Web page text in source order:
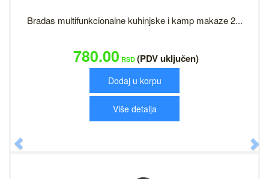
Bradas multifunkcionalne kuhinjske i kamp makaze 2...
780.00 RSD (PDV uključen)
Dodaj u korpu
Više detalja